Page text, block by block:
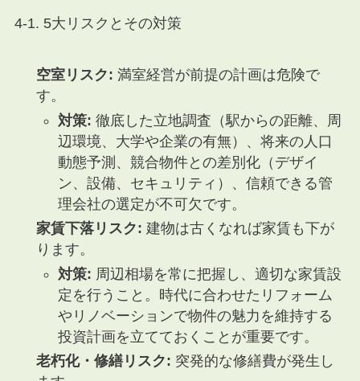
4-1. 5大リスクとその対策
空室リスク: 満室経営が前提の計画は危険で
す。
対策: 徹底した立地調査（駅からの距離、周
辺環境、大学や企業の有無）、将来の人口
動態予測、競合物件との差別化（デザイ
ン、設備、セキュリティ）、信頼できる管
理会社の選定が不可欠です。
家賃下落リスク: 建物は古くなれば家賃も下が
ります。
対策: 周辺相場を常に把握し、適切な家賃設
定を行うこと。時代に合わせたリフォーム
やリノベーションで物件の魅力を維持する
投資計画を立てておくことが重要です。
老朽化・修繕リスク: 突発的な修繕費が発生し